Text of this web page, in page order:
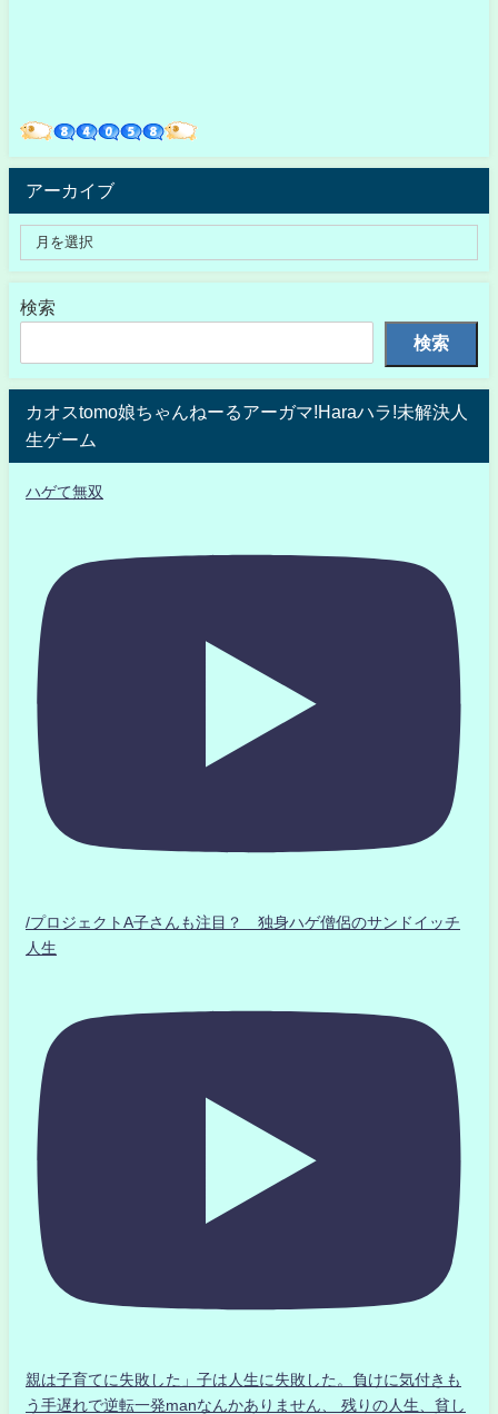
アーカイブ
検索
検索
カオスtomo娘ちゃんねーるアーガマ!Haraハラ!未解決人
生ゲーム
ハゲて無双
/プロジェクトA子さんも注目？ 独身ハゲ僧侶のサンドイッチ
人生
親は子育てに失敗した」子は人生に失敗した。負けに気付きも
う手遅れで逆転一発manなんかありません、 残りの人生、貧し